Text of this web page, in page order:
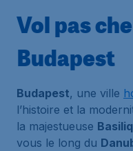
Vol pas
Budapest
Budapest, une ville
l’histoire et la
la majestueuse
vous le long du